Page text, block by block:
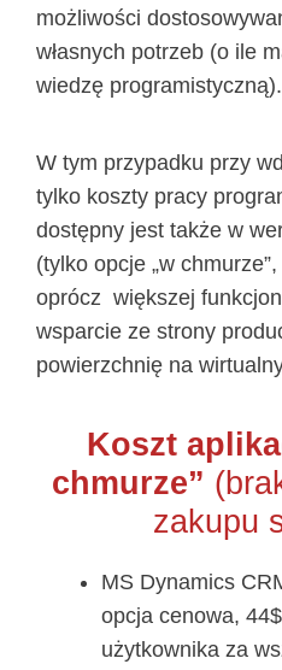
możliwości
własnych potrzeb (o ile
wiedzę programistyczną).
W tym przypadku przy
tylko koszty pracy
dostępny jest także w
(tylko opcje „w
oprócz większej
wsparcie ze strony
powierzchnię na
Koszt
chmurze”
zakupu
MS Dynamics
opcja cenowa,
użytkownika za